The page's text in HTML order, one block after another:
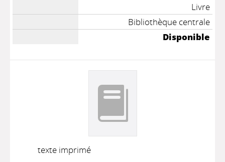
Livre
Bibliothèque centrale
Disponible
texte imprimé